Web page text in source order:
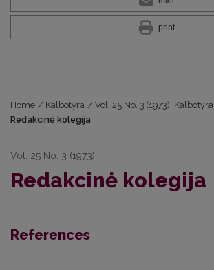
print
Home / Kalbotyra / Vol. 25 No. 3 (1973): Kalbotyra
Redakcinė kolegija
Vol. 25 No. 3 (1973)
Redakcinė kolegija
References